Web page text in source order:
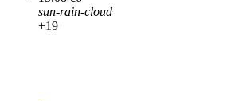
sun-rain-cloud
+19